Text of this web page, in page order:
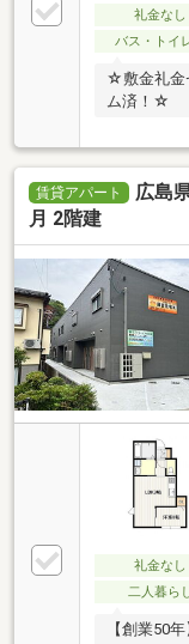
礼金なし
バス・トイ
☆敷金礼金
ム済！☆
賃貸アパート
広島
月 2階建
礼金なし
二人暮ら
【創業50